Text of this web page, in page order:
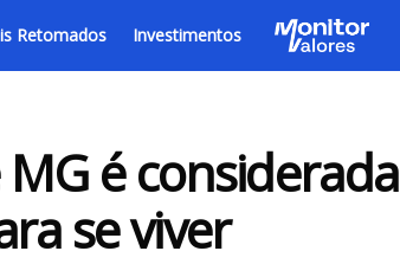
Retomados Investimentos
é considerada
se viver